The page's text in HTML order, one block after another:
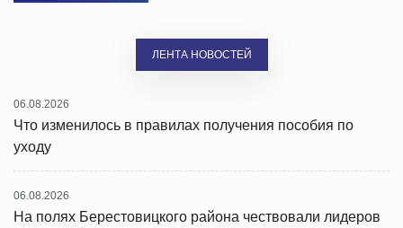
ЛЕНТА НОВОСТЕЙ
06.08.2026
Что изменилось в правилах получения пособия по
уходу
06.08.2026
На полях Берестовицкого района чествовали лидеров